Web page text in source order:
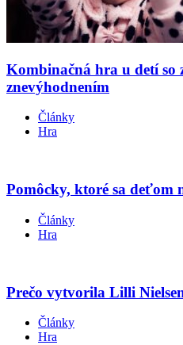
Kombinačná hra u detí so
znevýhodnením
Články
Hra
Pomôcky, ktoré sa deťom
Články
Hra
Prečo vytvorila Lilli
Články
Hra